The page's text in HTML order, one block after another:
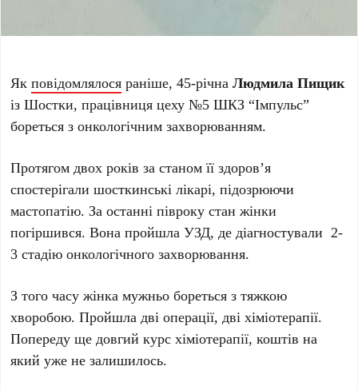
Якповідомлялося раніше, 45-річнаЛюдмила Пищик
із Шостки, працівниця цеху №5 ШКЗ “Імпульс”
бореться з онкологічним захворюванням.
Протягом двох років за станом її здоров’я
спостерігали шосткинські лікарі, підозрюючи
мастопатію. За останні півроку стан жінки
погіршився. Вона пройшла УЗД, де діагностували 2-
3 стадію онкологічного захворювання.
З того часу жінка мужньо бореться з тяжкою
хворобою. Пройшла дві операції, дві хіміотерапії.
Попереду ще довгий курс хіміотерапії, коштів на
який уже не залишилось.